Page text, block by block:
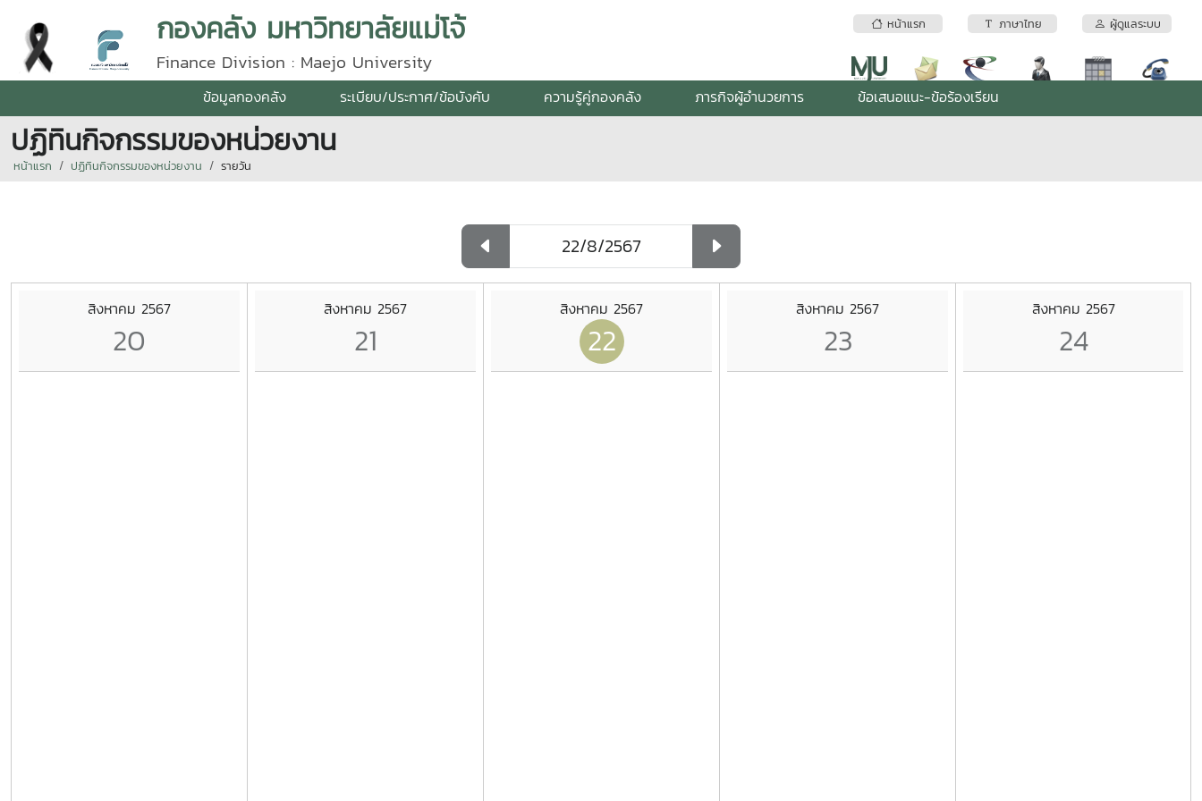
หน้าแรก ภาษาไทย ผู้ดูแลระบบ
กองคลัง มหาวิทยาลัยแม่โจ้
Finance Division : Maejo University
ข้อมูลกองคลัง ระเบียบ/ประกาศ/ข้อบังคับ ความรู้คู่กองคลัง ภารกิจผู้อำนวยการ ข้อเสนอแนะ-ข้อร้องเรียน
ปฏิทินกิจกรรมของหน่วยงาน
หน้าแรก ปฏิทินกิจกรรมของหน่วยงาน รายวัน
สิงหาคม 2567
20
สิงหาคม 2567
21
สิงหาคม 2567
22
สิงหาคม 2567
23
สิงหาคม 2567
24